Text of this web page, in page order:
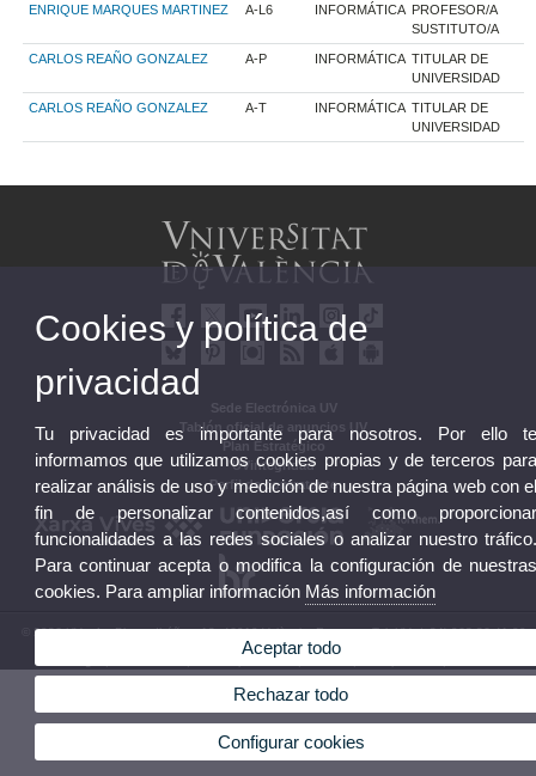
ENRIQUE MARQUES MARTINEZ A-L6 INFORMÁTICA PROFESOR/A
SUSTITUTO/A
CARLOS REAÑO GONZALEZ A-P INFORMÁTICA TITULAR DE
UNIVERSIDAD
CARLOS REAÑO GONZALEZ A-T INFORMÁTICA TITULAR DE
UNIVERSIDAD
Sede Electrónica UV
Tablón oficial de anuncios UV
Plan Estratégico
UVintegridad
Perfil de contratante
© 2026 UV. - Av. Blasco Ibáñez, 13. 46010 València. Espanya. Tel. UV: (+34) 963 86 41 00
Política privacidad
Cookies y política de
privacidad
Tu privacidad es importante para nosotros. Por ello
informamos que utilizamos cookies propias y de terceros
realizar análisis de uso y medición de nuestra página web con
fin de personalizar contenidos,así como
funcionalidades a las redes sociales o analizar nuestro
Para continuar acepta o modifica la configuración de
cookies. Para ampliar información Más información
Aceptar todo
Rechazar todo
Configurar cookies